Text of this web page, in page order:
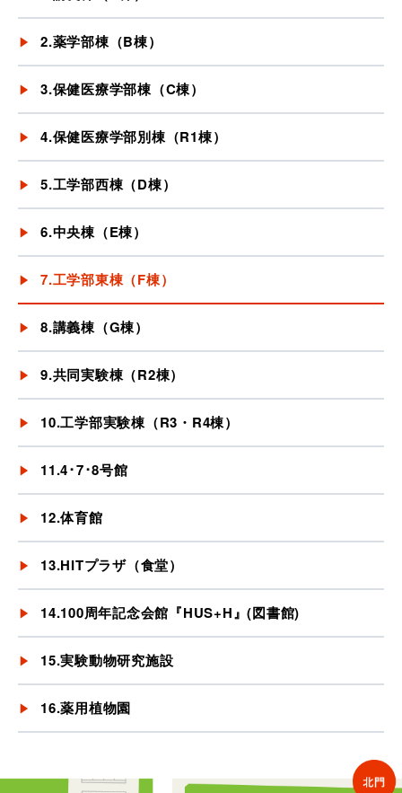
2.薬学部棟（B棟）
3.保健医療学部棟（C棟）
4.保健医療学部別棟（R1棟）
5.工学部西棟（D棟）
6.中央棟（E棟）
7.工学部東棟（F棟）
8.講義棟（G棟）
9.共同実験棟（R2棟）
10.工学部実験棟（R3・R4棟）
11.4･7･8号館
12.体育館
13.HITプラザ（食堂）
14.100周年記念会館『HUS+H』(図書館)
15.実験動物研究施設
16.薬用植物園